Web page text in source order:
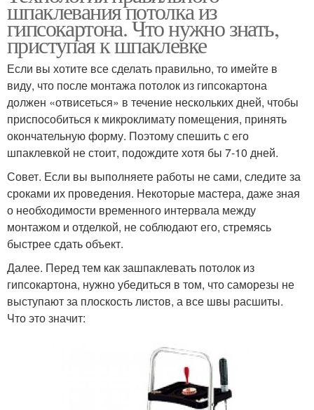
шпаклевания потолка из
гипсокартона. Что нужно знать,
приступая к шпаклевке
Если вы хотите все сделать правильно, то имейте в
виду, что после монтажа потолок из гипсокартона
должен «отвисеться» в течение нескольких дней, чтобы
приспособиться к микроклимату помещения, принять
окончательную форму. Поэтому спешить с его
шпаклевкой не стоит, подождите хотя бы 7-10 дней.
Совет. Если вы выполняете работы не сами, следите за
сроками их проведения. Некоторые мастера, даже зная
о необходимости временного интервала между
монтажом и отделкой, не соблюдают его, стремясь
быстрее сдать объект.
Далее. Перед тем как зашпаклевать потолок из
гипсокартона, нужно убедиться в том, что саморезы не
выступают за плоскость листов, а все швы расшиты.
Что это значит: